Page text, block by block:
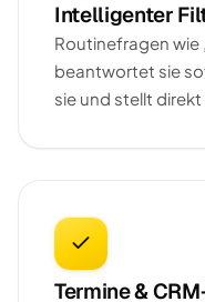
Intelligenter
Routinefragen wie
beantwortet sie
sie und stellt
Termine &